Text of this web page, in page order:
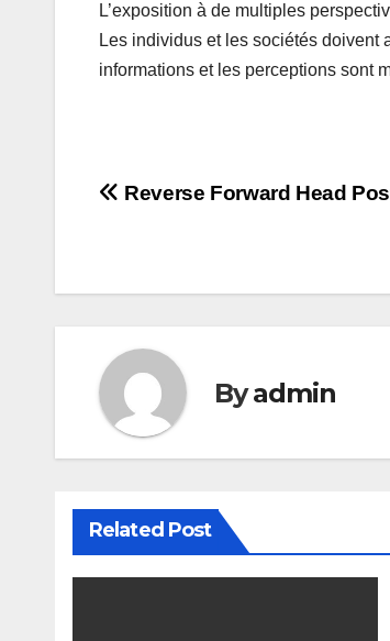
L’exposition à de multiples
Les individus et les sociétés doivent
informations et les perceptions sont
Post
Reverse Forward Head
Byadmin
Related Post